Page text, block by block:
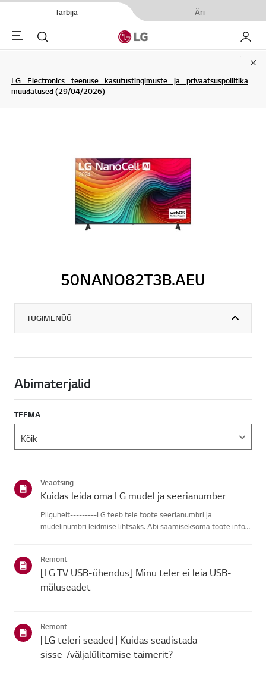
Tarbija Äri
Menu Otsi Minu
LG Electronics teenuse kasutustingimuste ja privaatsuspoliitika
muudatused (29/04/2026)
50NANO82T3B.AEU
TUGIMENÜÜ
Abimaterjalid
TEEMA
Veaotsing
Kuidas leida oma LG mudel ja seerianumber
Pilguheit---------LG teeb teie toote seerianumbri ja
mudelinumbri leidmise lihtsaks. Abi saamiseksoma toote info
võiva...
Remont
[LG TV USB-ühendus] Minu teler ei leia USB-
mäluseadet
Remont
[LG teleri seaded] Kuidas seadistada
sisse-/väljalülitamise taimerit?